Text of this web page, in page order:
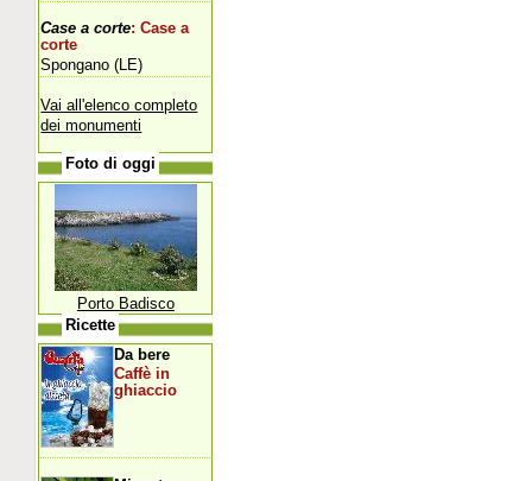
Case a corte: Case a
corte
Spongano (LE)
Vai all'elenco completo
dei monumenti
Foto di oggi
Porto Badisco
Ricette
Da bere
Caffè in
ghiaccio